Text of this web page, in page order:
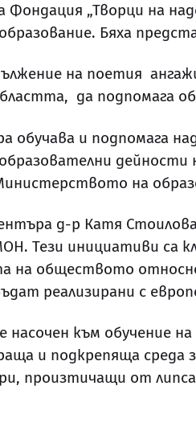
Фондация „Творци на
Бяха
на поетия
да подпомага
обучава и подпомага
на
д-р Катя
Тези инициативи са
на обществото
реализирани с
към обучение
и подкрепяща
произтичащи от липса